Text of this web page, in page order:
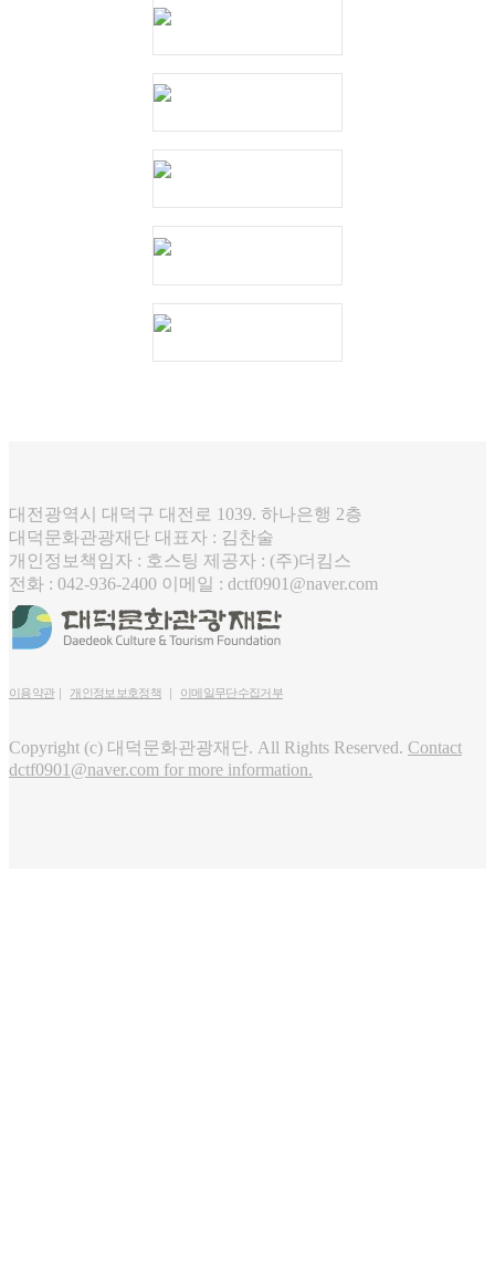
대전광역시 대덕구 대전로 1039. 하나은행 2층
대덕문화관광재단 대표자 : 김찬술
개인정보책임자 : 호스팅 제공자 : (주)더킴스
전화 : 042-936-2400 이메일 : dctf0901@naver.com
이용약관｜ 개인정보보호정책 이메일무단수집거부
Copyright (c) 대덕문화관광재단. All Rights Reserved. Contact
dctf0901@naver.com for more information.